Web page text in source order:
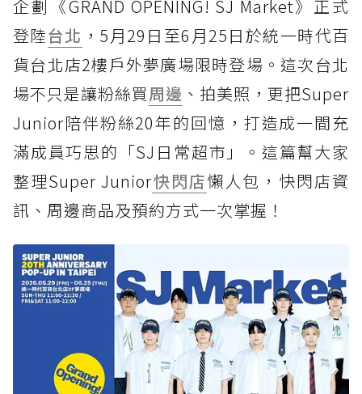
企劃《GRAND OPENING! SJ Market》正式
登陸台北 ，5月29日至6月25日於統一時代百
貨台北店2樓戶外夢廣場限時登場。這次台北
場不只是讓粉絲買周邊 、拍美照，更把Super
Junior陪伴粉絲20年的回憶，打造成一間充
滿成員巧思的「SJ日常超市」。這篇幫大家
整理Super Junior快閃店懶人包，快閃店資
訊、周邊商品及預約方式一次掌握！